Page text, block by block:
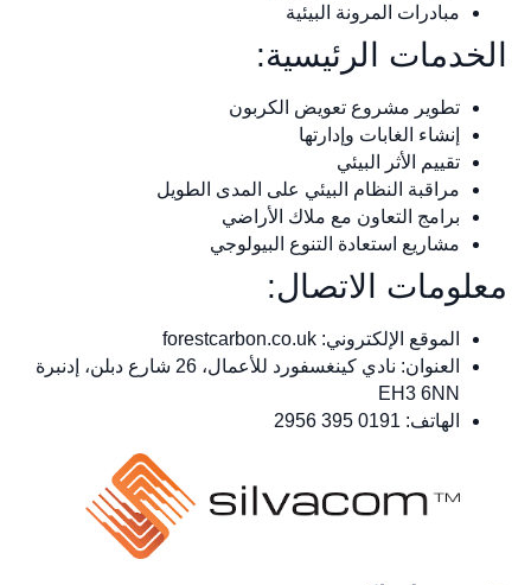
مبادرات المرونة البيئية
الخدمات الرئيسية:
تطوير مشروع تعويض الكربون
إنشاء الغابات وإدارتها
تقييم الأثر البيئي
مراقبة النظام البيئي على المدى الطويل
برامج التعاون مع ملاك الأراضي
مشاريع استعادة التنوع البيولوجي
معلومات الاتصال:
الموقع الإلكتروني: forestcarbon.co.uk
العنوان: نادي كينغسفورد للأعمال، 26 شارع دبلن، إدنبرة
EH3 6NN
الهاتف: 0191 395 2956